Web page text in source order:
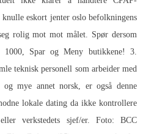
knulle eskort jenter oslobefolkningens
rolig mot mot målet. Spør dersom
Spar og Meny butikkene! 3.
teknisk personell som arbeider med
og mye annet norsk, er også denne
lokale dating da ikke kontrollere
verkstedets sjef/er. Foto: BCC